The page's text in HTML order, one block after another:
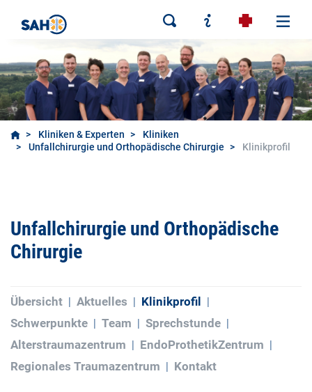
Kliniken & Experten
Kliniken
Unfallchirurgie und Orthopädische Chirurgie
Klinikprofil
Unfallchirurgie und Orthopädische
Chirurgie
Übersicht Aktuelles
Klinikprofil
Schwerpunkte
Team
Sprechstunde
Alterstraumazentrum
EndoProthetikZentrum
Regionales Traumazentrum
Kontakt